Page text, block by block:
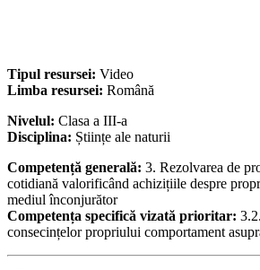
Tipul resursei: Video
Limba resursei: Română
Nivelul: Clasa a III-a
Disciplina: Științe ale naturii
Competență generală: 3. Rezolvarea de
cotidiană valorificând achizițiile despre
mediul înconjurător
Competența specifică vizată prioritar:
consecințelor propriului comportament